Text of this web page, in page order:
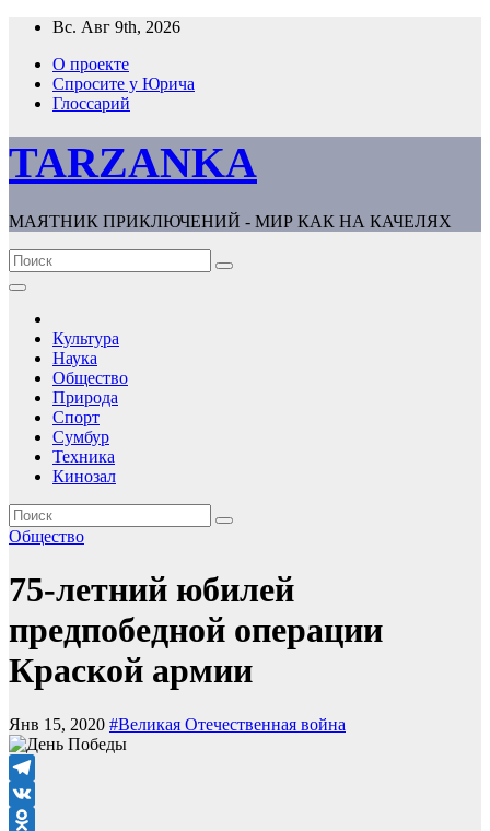
Перейти
содержимому
Вс. Авг 9th, 2026
О проекте
Спросите у Юрича
Глоссарий
TARZANKA
МАЯТНИК ПРИКЛЮЧЕНИЙ - МИР КАК НА КАЧЕЛЯХ
Культура
Наука
Общество
Природа
Спорт
Сумбур
Техника
Кинозал
Общество
75-летний юбилей
предпобедной операции
Краской армии
Янв 15, 2020 #Великая Отечественная война
Telegram
VK